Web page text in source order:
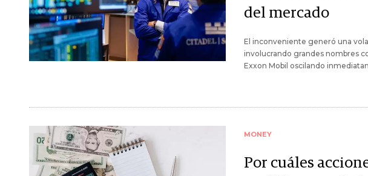
del mercado
El inconveniente generó una
involucrando grandes nombres
Exxon Mobil oscilando
MONEY
Por cuáles